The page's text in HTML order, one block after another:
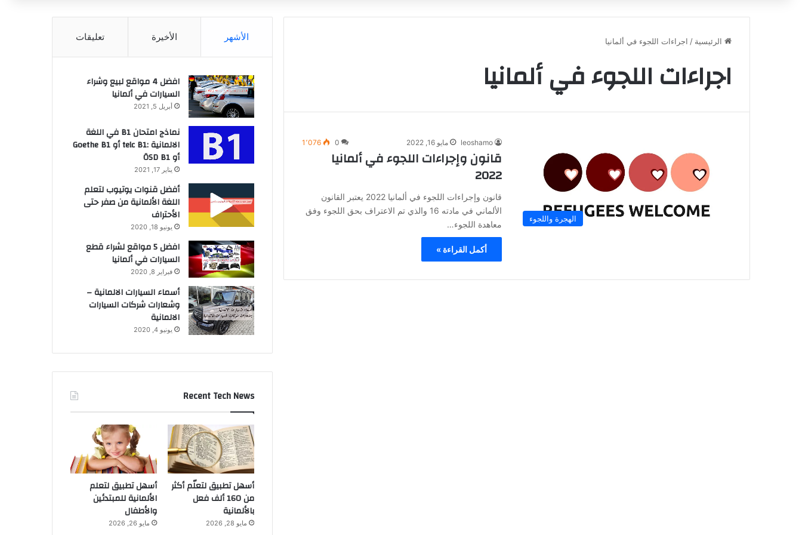
الرئيسية / اجراءات اللجوء في ألمانيا
اجراءات اللجوء في ألمانيا
الهجرة واللجوء
leoshamo مايو 16, 2022 0 1٬076
قانون وإجراءات اللجوء في ألمانيا
2022
قانون وإجراءات اللجوء في ألمانيا 2022 يعتبر القانون
الألماني في مادته 16 والذي تم الاعتراف بحق اللجوء وفق
معاهدة اللجوء…
أكمل القراءة »
الأشهر الأخيرة تعليقات
افضل 4 مواقع لبيع وشراء
السيارات في ألمانيا
أبريل 5, 2021
نماذج امتحان B1 في اللغة
الالمانية :telc B1 أو Goethe B1
أو ÖSD B1
يناير 17, 2021
أفضل قنوات يوتيوب لتعلم
اللغة الألمانية من صفر حتى
الأحتراف
يونيو 18, 2020
افضل 5 مواقع لشراء قطع
السيارات في ألمانيا
فبراير 8, 2020
أسماء السيارات الالمانية –
وشعارات شركات السيارات
الالمانية
يونيو 4, 2020
Recent Tech News
أسهل تطبيق لتعلّم أكثر
من 160 ألف فعل
بالألمانية
مايو 28, 2026
أسهل تطبيق لتعلم
الألمانية للمبتدئين
والأطفال
مايو 26, 2026